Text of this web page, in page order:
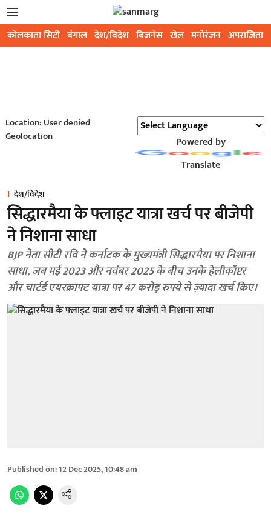
कोलकाता सिटी बंगाल देश/विदेश बिजनेस खेल मनोरंजन अपराजिता
Location: User denied
Geolocation
Powered by
Translate
देश/विदेश
सिद्धारमैया के फ्लाइट यात्रा खर्च पर बीजेपी
ने निशाना साधा
BJP नेता सीटी रवि ने कर्नाटक के मुख्यमंत्री सिद्धारमैया पर निशाना
साधा, जब मई 2023 और नवंबर 2025 के बीच उनके हेलीकॉप्टर
और चार्टर्ड एयरक्राफ्ट यात्रा पर 47 करोड़ रुपये से ज़्यादा खर्च किए।
Published on:12 Dec 2025, 10:48 am